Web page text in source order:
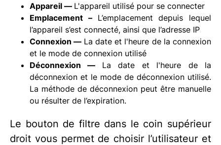
Appareil — L'appareil utilisé pour se connecter
Emplacement – L’emplacement depuis lequel
l’appareil s’est connecté, ainsi que l’adresse IP
Connexion — La date et l'heure de la connexion
et le mode de connexion utilisé
Déconnexion — La date et l'heure de la
déconnexion et le mode de déconnexion utilisé.
La méthode de déconnexion peut être manuelle
ou résulter de l’expiration.
Le bouton de filtre dans le coin supérieur
droit vous permet de choisir l’utilisateur et